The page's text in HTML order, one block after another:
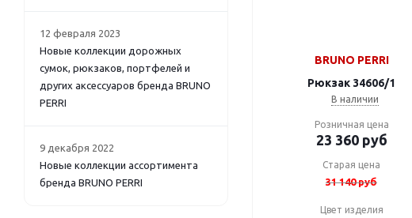
BRUNO PERRI
Рюкзак 34606/1
В наличии
Розничная цена
23 360руб
Старая цена
31 140руб
Цвет изделия
12 февраля 2023
Новые коллекции дорожных
сумок, рюкзаков, портфелей и
других аксессуаров бренда BRUNO
PERRI
9 декабря 2022
Новые коллекции ассортимента
бренда BRUNO PERRI